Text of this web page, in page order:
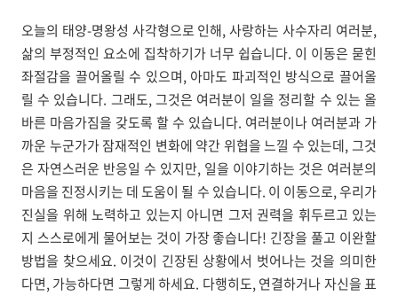
오늘의 태양-명왕성 사각형으로 인해, 사랑하는 사수자리 여러분,
삶의 부정적인 요소에 집착하기가 너무 쉽습니다. 이 이동은 묻힌
좌절감을 끌어올릴 수 있으며, 아마도 파괴적인 방식으로 끌어올
릴 수 있습니다. 그래도, 그것은 여러분이 일을 정리할 수 있는 올
바른 마음가짐을 갖도록 할 수 있습니다. 여러분이나 여러분과 가
까운 누군가가 잠재적인 변화에 약간 위협을 느낄 수 있는데, 그것
은 자연스러운 반응일 수 있지만, 일을 이야기하는 것은 여러분의
마음을 진정시키는 데 도움이 될 수 있습니다. 이 이동으로, 우리가
진실을 위해 노력하고 있는지 아니면 그저 권력을 휘두르고 있는
지 스스로에게 물어보는 것이 가장 좋습니다! 긴장을 풀고 이완할
방법을 찾으세요. 이것이 긴장된 상황에서 벗어나는 것을 의미한
다면, 가능하다면 그렇게 하세요. 다행히도, 연결하거나 자신을 표